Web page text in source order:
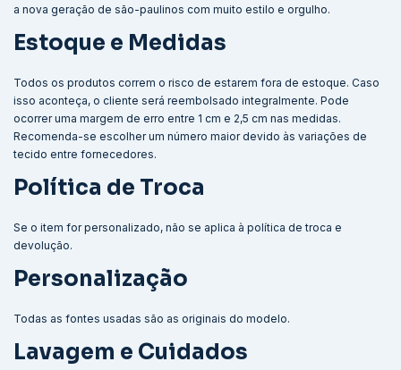
a nova geração de são-paulinos com muito estilo e orgulho.
Estoque e Medidas
Todos os produtos correm o risco de estarem fora de estoque. Caso
isso aconteça, o cliente será reembolsado integralmente. Pode
ocorrer uma margem de erro entre 1 cm e 2,5 cm nas medidas.
Recomenda-se escolher um número maior devido às variações de
tecido entre fornecedores.
Política de Troca
Se o item for personalizado, não se aplica à política de troca e
devolução.
Personalização
Todas as fontes usadas são as originais do modelo.
Lavagem e Cuidados